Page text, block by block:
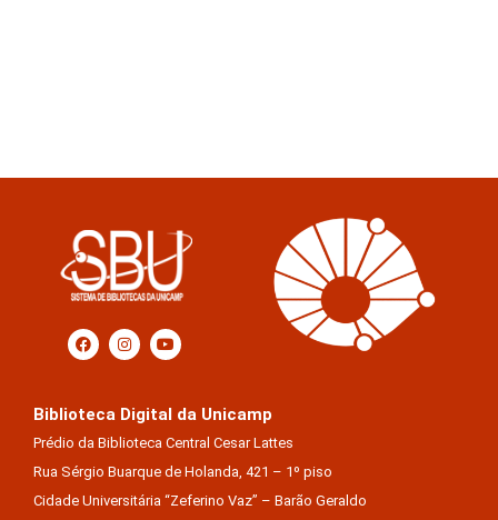
Biblioteca Digital da Unicamp
Prédio da Biblioteca Central Cesar Lattes
Rua Sérgio Buarque de Holanda, 421 – 1º piso
Cidade Universitária “Zeferino Vaz” – Barão Geraldo